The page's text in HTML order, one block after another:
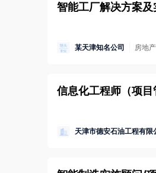
智能工厂解决方案
某天津知名公司 房地
信息化工程师（项目
天津市德安石油工程有限